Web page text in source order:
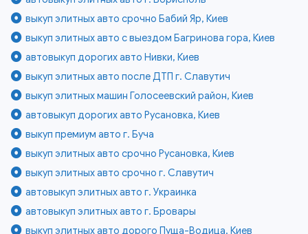
выкуп элитных авто срочно Бабий Яр, Киев
выкуп элитных авто с выездом Багринова гора, Киев
автовыкуп дорогих авто Нивки, Киев
выкуп элитных авто после ДТП г. Славутич
выкуп элитных машин Голосеевский район, Киев
автовыкуп дорогих авто Русановка, Киев
выкуп премиум авто г. Буча
выкуп элитных авто срочно Русановка, Киев
выкуп элитных авто срочно г. Славутич
автовыкуп элитных авто г. Украинка
автовыкуп элитных авто г. Бровары
выкуп элитных авто дорого Пуща-Водица, Киев